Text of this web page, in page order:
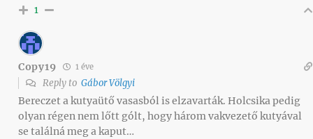
1
Copy19 1 éve
Reply to Gábor Völgyi
Bereczet a kutyaütő vasasból is elzavarták. Holcsika pedig
olyan régen nem lőtt gólt, hogy három vakvezető kutyával
se találná meg a kaput…